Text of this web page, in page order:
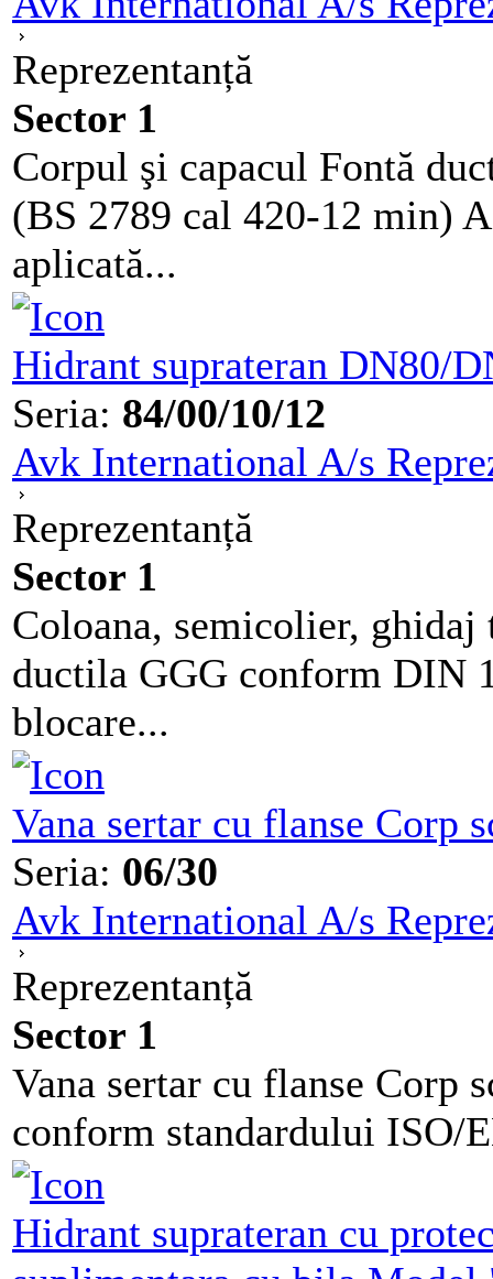
Reprezentanță
Sector 1
Corpul şi capacul Fontă
(BS 2789 cal 420-12 min)
aplicată...
Hidrant suprateran DN80/
Seria: 84/00/10/12
Avk International A/s
Reprezentanță
Sector 1
Coloana, semicolier,
ductila GGG conform DIN
blocare...
Vana sertar cu flanse Corp
Seria: 06/30
Avk International A/s
Reprezentanță
Sector 1
Vana sertar cu flanse Corp
conform standardului ISO/
Hidrant suprateran cu